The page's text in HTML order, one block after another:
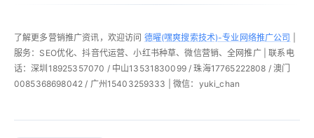
了解更多营销推广资讯，欢迎访问 德曜(嘿爽搜索技术)-专业网络推广公司
服务：SEO优化、抖音代运营、小红书种草、微信营销、全网推广 | 联系电
话：深圳18925357070 / 中山13531830099 / 珠海17765222808 / 澳门
0085368698042 / 广州15403259333 | 微信：yuki_chan